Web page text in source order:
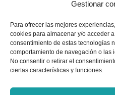
Gestionar
Para ofrecer las mejores
cookies para almacenar y/o acceder
consentimiento de estas tecnologías
comportamiento de navegación o las
No consentir o retirar el
ciertas características y funciones.